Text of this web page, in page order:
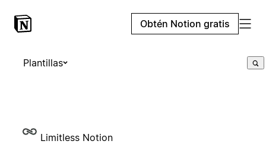
Obtén Notion gratis
Plantillas
Limitless Notion